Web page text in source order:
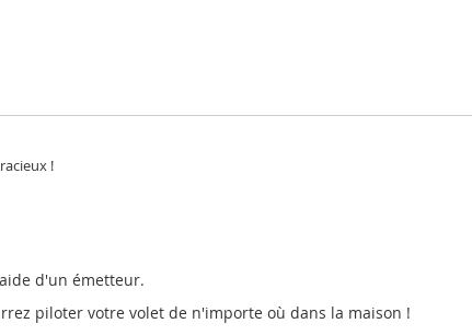
!
d'un émetteur.
piloter votre volet de n'importe où dans la maison !